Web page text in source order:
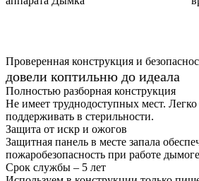
Проверенная конструкция и
довели коптильню до идеала
Полностью разборная конструкция
Не имеет труднодоступных мест. Легко
поддерживать в стерильности.
Защита от искр и ожогов
Защитная панель в месте запала
пожаробезопасность при работе
Срок службы – 5 лет